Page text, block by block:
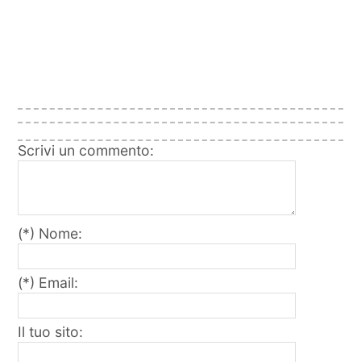
Scrivi un commento:
(*) Nome:
(*) Email:
Il tuo sito: